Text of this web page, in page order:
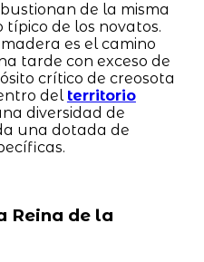
de la misma
típico de los novatos.
es el camino
tarde con exceso de
crítico de creosota
del territorio
diversidad de
una dotada de
Reina de la